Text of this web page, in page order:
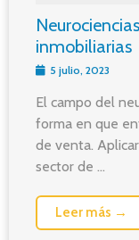
inmobiliarias
5 julio, 2023
El campo del
forma en que
de venta.
sector de ...
Leer más →